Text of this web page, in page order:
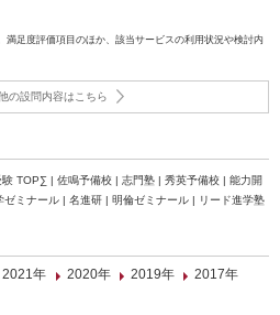
満足度評価項目のほか、該当サービスの利用状況や検討内
の設問内容はこちら
TOP∑ | 佐鳴予備校 | 志門塾 | 秀英予備校 | 能力開
ミナール | 名進研 | 明倫ゼミナール | リード進学塾
2021年 2020年 2019年
2017年